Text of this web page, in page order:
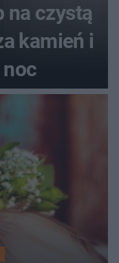
na czystą
kamień i
noc